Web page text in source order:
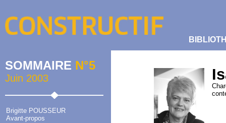
SOMMAIRE N°5
Juin 2003
Brigitte POUSSEUR
Avant-propos